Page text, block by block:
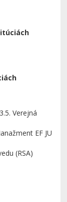
Verejná
EF JU
(RSA)